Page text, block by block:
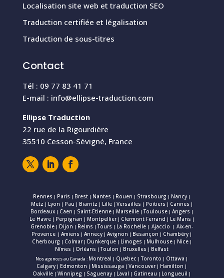
Localisation site web et traduction SEO
Traduction certifiée et légalisation
Traduction de sous-titres
Contact
Tél : 09 77 83 41 71
E-mail : info@ellipse-traduction.com
Ellipse Traduction
22 rue de la Rigourdière
35510 Cesson-Sévigné, France
Rennes | Paris | Brest | Nantes | Rouen | Strasbourg | Nancy |
Metz | Lyon | Pau | Biarritz | Lille| Versailles | Poitiers | Cannes |
Bordeaux| Caen | Saint-Etienne| Marseille|Toulouse| Angers |
Le Havre| Perpignan | Montpellier| Clermont Ferrand | Le Mans |
Grenoble | Dijon | Reims |Tours | La Rochelle |Ajaccio |Aix-en-
Provence |Amiens |Annecy |Avignon | Besançon | Chambéry |
Cherbourg | Colmar| Dunkerque| Limoges | Mulhouse| Nice|
Nîmes | Orléans |Toulon | Bruxelles | Belfast
Nos agences au Canada : Montreal | Quebec |Toronto | Ottawa |
Calgary | Edmonton | Mississauga |Vancouver| Hamilton |
Oakville |Winnipeg | Saguenay | Laval | Gatineau | Longueuil |